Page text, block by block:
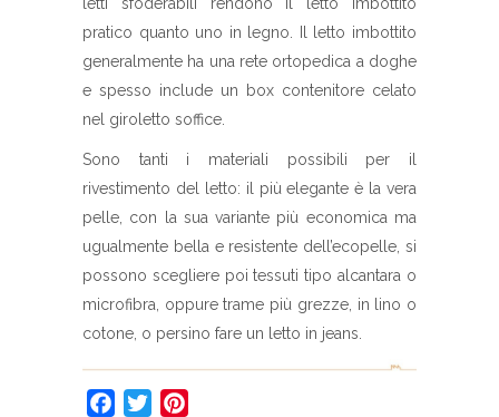
letti sfoderabili rendono il letto imbottito
pratico quanto uno in legno. Il letto imbottito
generalmente ha una rete ortopedica a doghe
e spesso include un box contenitore celato
nel giroletto soffice.
Sono tanti i materiali possibili per il
rivestimento del letto: il più elegante è la vera
pelle, con la sua variante più economica ma
ugualmente bella e resistente dell’ecopelle, si
possono scegliere poi tessuti tipo alcantara o
microfibra, oppure trame più grezze, in lino o
cotone, o persino fare un letto in jeans.
Facebook
Twitter